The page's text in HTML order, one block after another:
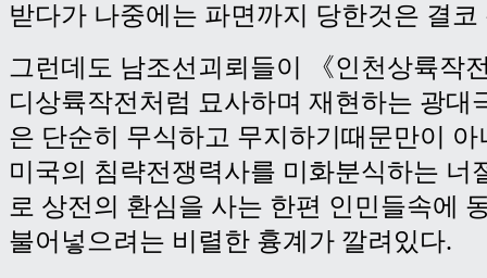
받다가 나중에는 파면까지 당한것은 결코
그런데도 남조선괴뢰들이 《인천상륙작
디상륙작전처럼 묘사하며 재현하는 광대
은 단순히 무식하고 무지하기때문만이
미국의 침략전쟁력사를 미화분식하는 너
로 상전의 환심을 사는 한편 인민들속에
불어넣으려는 비렬한 흉계가 깔려있다.